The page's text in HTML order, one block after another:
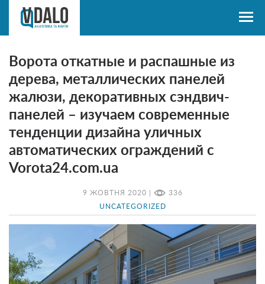
9 ЖОВТНЯ 2020 | 336
UNCATEGORIZED
Ворота откатные и распашные из
дерева, металлических панелей
жалюзи, декоративных сэндвич-
панелей – изучаем современные
тенденции дизайна уличных
автоматических ограждений с
Vorota24.com.ua